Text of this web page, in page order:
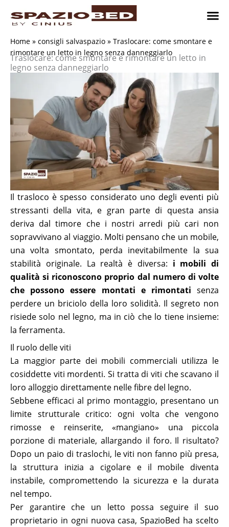
Home » consigli salvaspazio » Traslocare: come smontare e
rimontare un letto in legno senza danneggiarlo
Traslocare: come smontare e rimontare un letto in
legno senza danneggiarlo
Il trasloco è spesso considerato uno degli eventi più
stressanti della vita, e gran parte di questa ansia
deriva dal timore che i nostri arredi più cari non
sopravvivano al viaggio. Molti pensano che un mobile,
una volta smontato, perda inevitabilmente la sua
stabilità originale. La realtà è diversa: i mobili di
qualità si riconoscono proprio dal numero di volte
che possono essere montati e rimontati senza
perdere un briciolo della loro solidità. Il segreto non
risiede solo nel legno, ma in ciò che lo tiene insieme:
la ferramenta.
Il ruolo delle viti
La maggior parte dei mobili commerciali utilizza le
cosiddette viti mordenti. Si tratta di viti che scavano il
loro alloggio direttamente nelle fibre del legno.
Sebbene efficaci al primo montaggio, presentano un
limite strutturale critico: ogni volta che vengono
rimosse e reinserite, «mangiano» una piccola
porzione di materiale, allargando il foro. Il risultato?
Dopo un paio di traslochi, le viti non fanno più presa,
la struttura inizia a cigolare e il mobile diventa
instabile, compromettendo la sicurezza e la durata
nel tempo.
Per garantire che un letto possa seguire il suo
proprietario in ogni nuova casa, SpazioBed ha scelto